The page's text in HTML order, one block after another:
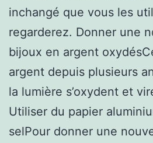
inchangé que vous les
regarderez. Donner une
bijoux en argent
argent depuis plusieurs
la lumière s’oxydent et
Utiliser du papier
selPour donner une